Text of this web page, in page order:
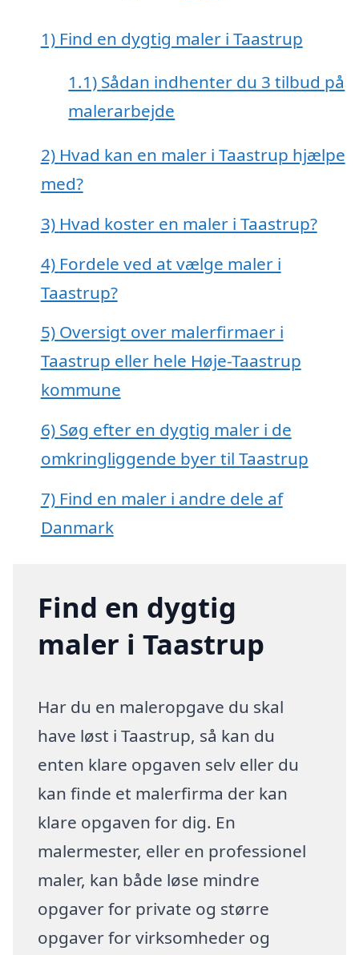
1) Find en dygtig maler i Taastrup
1.1) Sådan indhenter du 3 tilbud på
malerarbejde
2) Hvad kan en maler i Taastrup hjælpe
med?
3) Hvad koster en maler i Taastrup?
4) Fordele ved at vælge maler i
Taastrup?
5) Oversigt over malerfirmaer i
Taastrup eller hele Høje-Taastrup
kommune
6) Søg efter en dygtig maler i de
omkringliggende byer til Taastrup
7) Find en maler i andre dele af
Danmark
Find en dygtig
maler i Taastrup
Har du en maleropgave du skal
have løst i Taastrup, så kan du
enten klare opgaven selv eller du
kan finde et malerfirma der kan
klare opgaven for dig. En
malermester, eller en professionel
maler, kan både løse mindre
opgaver for private og større
opgaver for virksomheder og